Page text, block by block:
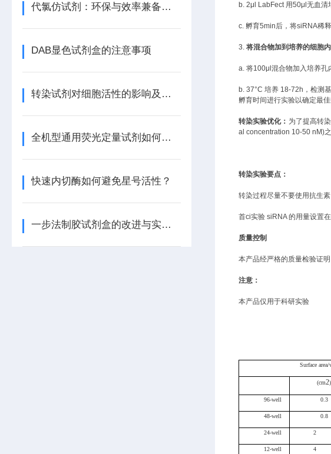
代氯仿试剂：环保与效率兼备的理想选择
DAB显色试剂盒的注意事项
转染试剂对细胞活性的影响及其优化方法
全机型通用荧光定量试剂如何自动匹配不同仪器的荧光通道？
快速内切酶如何避免星号活性？
一步法制胶试剂盒的改进与实验效果评估
b. 2μl LabFect 用50μl无血清
c. 孵育5min后，将siRNA稀
3. 将混合物加到培养的细胞
a. 将100μl混合物加入培养孔
b. 37°C 培养 18-72h，检测
孵育时间进行实验以确定最佳
转染实验优化： 为了提高转
al concentration 10-50 nM)
转染实验要点：
转染过程尽量不要使用抗生
首ci实验 siRNA 的用量设置
质量控制
本产品经严格的质量检验证
注意：
本产品仅用于科研实验
Surface area/
(cm2)
96-well 0.3
48-well 0.8
24-well 2
12-well 4